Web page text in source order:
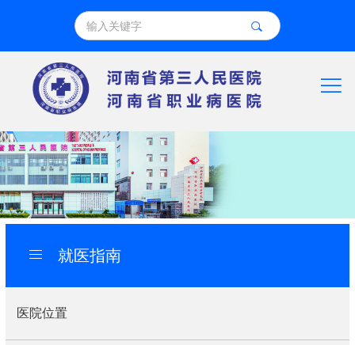
就医指南
医院位置